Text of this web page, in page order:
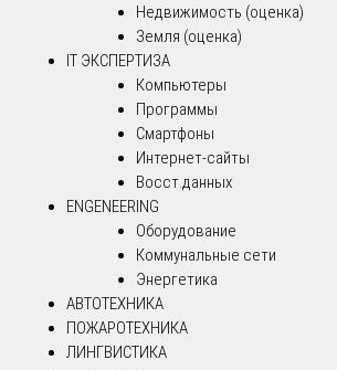
Недвижимость (оценка)
Земля (оценка)
IT ЭКСПЕРТИЗА
Компьютеры
Программы
Смартфоны
Интернет-сайты
Восст.данных
ENGENEERING
Оборудование
Коммунальные сети
Энергетика
АВТОТЕХНИКА
ПОЖАРОТЕХНИКА
ЛИНГВИСТИКА